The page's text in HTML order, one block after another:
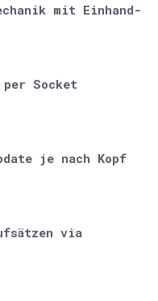
mit Einhand-
per Socket
je nach Kopf
via